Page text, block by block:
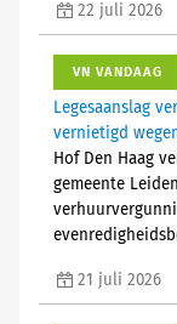
22 juli 2026
VN VANDAAG
Legesaanslag
vernietigd
Hof Den Haag
gemeente
21 juli 2026